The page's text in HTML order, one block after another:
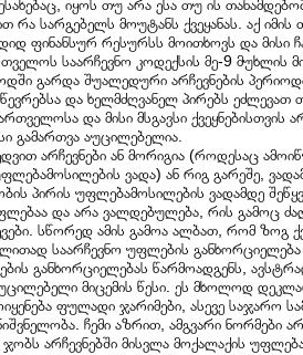
იყოს თუ არა ესა თუ ის
რა სარგებელს მოუტანს ქვეყანას. აქ
ფინანსურ რესურსს მოითხოვს და მისი
საარჩევნო კოდექსის მე-9 მუხლის
გარდა შუალედური არჩევნების
წევრებსა და ხელმძღვანელ პირებს ეძლევათ
და მისი მსგავსი ქვეყნებისთვის
გამართვა აუცილებელია.
არჩევნები ან მორიგია (როდესაც
ვადა) ან რიგ გარეშე,
პირის უფლებამოსილების ვადამდე
და არა ვალდებულება, რის გამოც
სწორედ ამის გამოა ალბათ, რომ ზოგ
საარჩევნო უფლების
განხორციელებას წარმოადგენს,
მიცემის წესი. ეს მხოლოდ
ფულადი ჯარიმები, ასევე საჯარო
ჩემი აზრით, ამგვარი ნორმები
არჩევნებში მისვლა მოქალაქის